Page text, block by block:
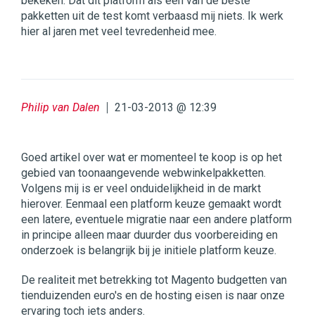
pakketten uit de test komt verbaasd mij niets. Ik werk
hier al jaren met veel tevredenheid mee.
Philip van Dalen 21-03-2013 @ 12:39
Goed artikel over wat er momenteel te koop is op het
gebied van toonaangevende webwinkelpakketten.
Volgens mij is er veel onduidelijkheid in de markt
hierover. Eenmaal een platform keuze gemaakt wordt
een latere, eventuele migratie naar een andere platform
in principe alleen maar duurder dus voorbereiding en
onderzoek is belangrijk bij je initiele platform keuze.
De realiteit met betrekking tot Magento budgetten van
tienduizenden euro's en de hosting eisen is naar onze
ervaring toch iets anders.